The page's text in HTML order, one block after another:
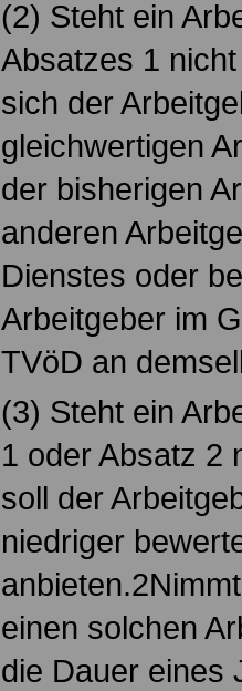
(2) Steht ein
Absatzes 1
sich der
gleichwertigen
der bisherigen
anderen
Dienstes oder
Arbeitgeber im
TVöD an
(3) Steht ein
1 oder Absatz 2
soll der
niedriger
einen solchen
die Dauer eines